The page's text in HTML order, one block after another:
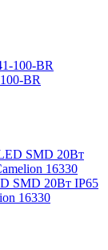
BR
SMD 20Вт IP65
16330